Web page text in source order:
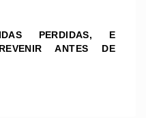
PERDIDAS, E
ANTES DE